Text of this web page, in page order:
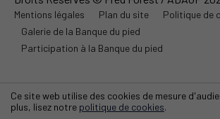
Mentions légales Plan du site
Politique de
Galerie de la Banque du pied
Participation à la Banque du pied
Ce site web utilise des cookies de mesure
plus, lisez notre politique de cookies.